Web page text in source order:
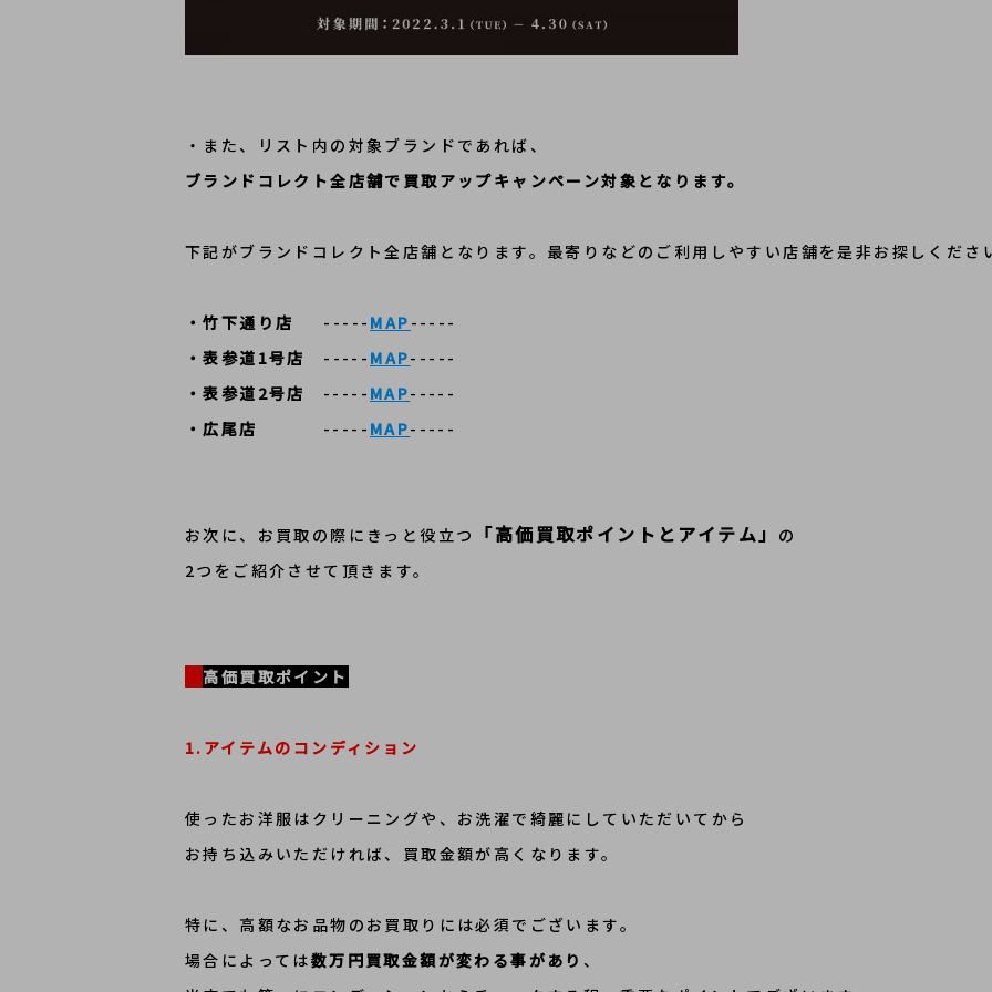
・また、リスト内の対象ブランドであれば、
ブランドコレクト全店舗で買取アップキャンペーン対象となります。
下記がブランドコレクト全店舗となります。最寄りなどのご利用しやすい店舗を是非お探しくださ
・竹下通り店 ----- MAP -----
・表参道1号店 ----- MAP-----
・表参道2号店 ----- MAP-----
・広尾店 ----- MAP-----
お次に、お買取の際にきっと役立つ 「高価買取ポイントとアイテム」 の
2つをご紹介させて頂きます。
高価買取ポイント
1.アイテムのコンディション
使ったお洋服はクリーニングや、お洗濯で綺麗にしていただいてから
お持ち込みいただければ、買取金額が高くなります。
特に、高額なお品物のお買取りには必須でございます。
場合によっては数万円買取金額が変わる事があり 、